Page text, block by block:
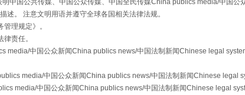
中国公共传媒、中国公众传媒、中国全民传媒China publics media/中国
。 注意文明用语并遵守全球各国相关法律法规。
管理规定》。
责任。
media/中国公众新闻China publics news/中国法制新闻Chinese legal
media/中国公众新闻China publics news/中国法制新闻Chinese legal
media/中国公众新闻China publics news/中国法制新闻Chinese legal